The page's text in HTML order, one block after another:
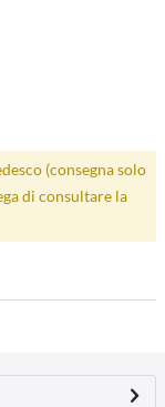
(consegna solo
di consultare la